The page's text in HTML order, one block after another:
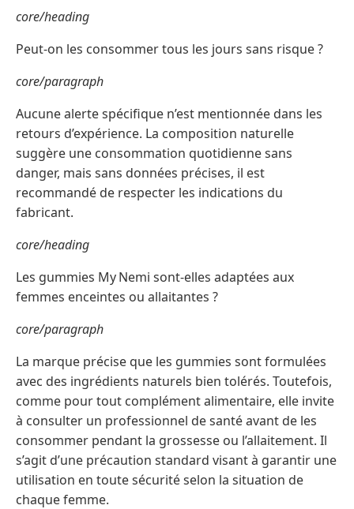
core/heading
Peut-on les consommer tous les jours sans risque ?
core/paragraph
Aucune alerte spécifique n’est mentionnée dans les
retours d’expérience. La composition naturelle
suggère une consommation quotidienne sans
danger, mais sans données précises, il est
recommandé de respecter les indications du
fabricant.
core/heading
Les gummies My Nemi sont-elles adaptées aux
femmes enceintes ou allaitantes ?
core/paragraph
La marque précise que les gummies sont formulées
avec des ingrédients naturels bien tolérés. Toutefois,
comme pour tout complément alimentaire, elle invite
à consulter un professionnel de santé avant de les
consommer pendant la grossesse ou l’allaitement. Il
s’agit d’une précaution standard visant à garantir une
utilisation en toute sécurité selon la situation de
chaque femme.